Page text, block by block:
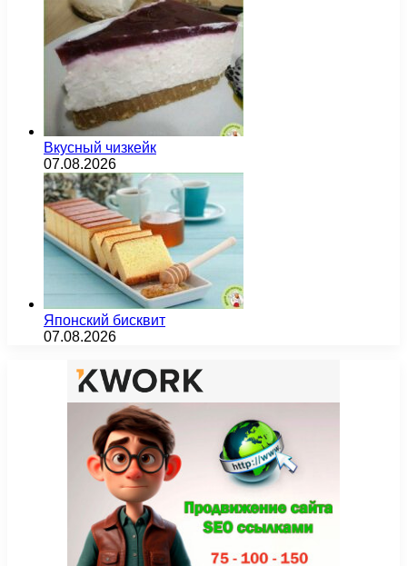
Вкусный чизкейк
07.08.2026
Японский бисквит
07.08.2026